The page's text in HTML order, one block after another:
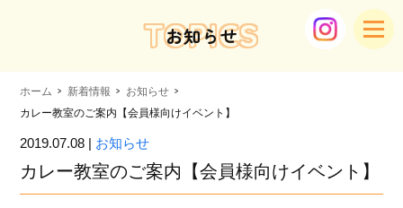
TOPICS
お知らせ
ホーム 新着情報
お知らせ
カレー教室のご案内【会員様向けイベント】
2019.07.08 | お知らせ
カレー教室のご案内【会員様向けイベント】